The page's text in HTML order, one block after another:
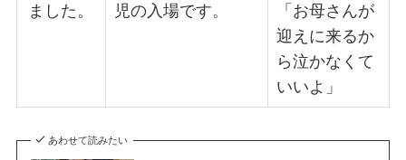
ました。
児の入場です。
「お母さんが
迎えに来るか
ら泣かなくて
いいよ」
あわせて読みたい